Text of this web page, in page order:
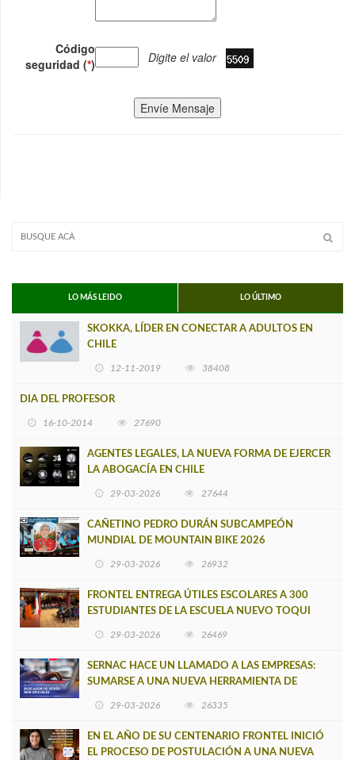
Código
seguridad (*) Digite el valor
Envíe Mensaje
LO MÁS LEIDO LO ÚLTIMO
SKOKKA, LÍDER EN CONECTAR A ADULTOS EN
CHILE
12-11-2019 38408
DIA DEL PROFESOR
16-10-2014 27690
AGENTES LEGALES, LA NUEVA FORMA DE EJERCER
LA ABOGACÍA EN CHILE
29-03-2026 27644
CAÑETINO PEDRO DURÁN SUBCAMPEÓN
MUNDIAL DE MOUNTAIN BIKE 2026
29-03-2026 26932
FRONTEL ENTREGA ÚTILES ESCOLARES A 300
ESTUDIANTES DE LA ESCUELA NUEVO TOQUI
29-03-2026 26469
SERNAC HACE UN LLAMADO A LAS EMPRESAS:
SUMARSE A UNA NUEVA HERRAMIENTA DE
29-03-2026 26335
EN EL AÑO DE SU CENTENARIO FRONTEL INICIÓ
EL PROCESO DE POSTULACIÓN A UNA NUEVA